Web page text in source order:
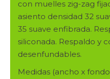
CARRO
MOTOR
ELÉCTRICO
EN
COLOR
con muelles zig-zag
asiento densidad 32
35 suave enfibrada.
siliconada. Respaldo y
desenfundables.
Medidas (ancho x